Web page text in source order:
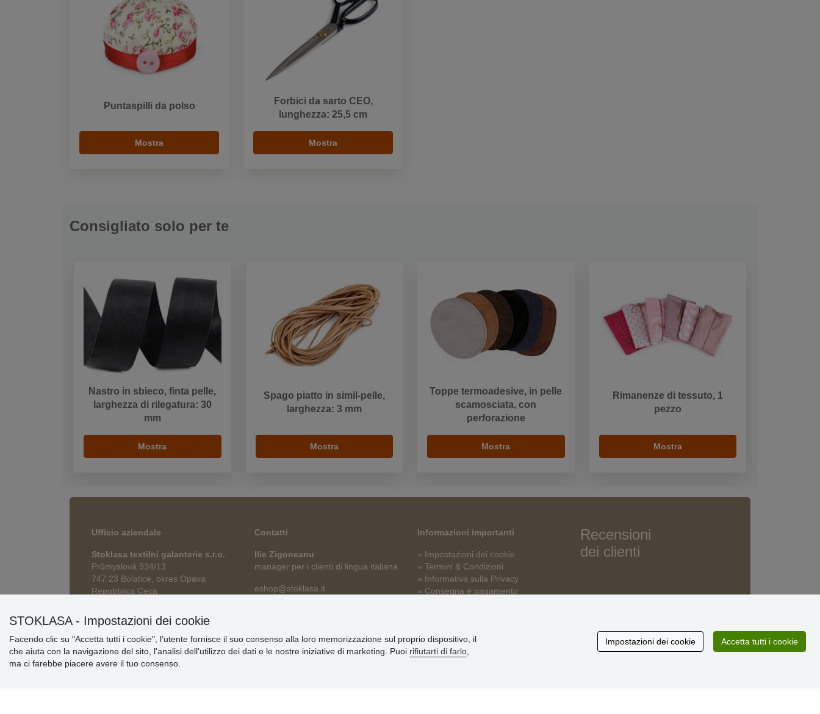
Puntaspilli da polso
Mostra
Forbici da sarto CEO,
lunghezza: 25,5 cm
Mostra
Consigliato solo per te
Nastro in sbieco, finta pelle,
larghezza di rilegatura: 30
mm
Mostra
Spago piatto in simil-pelle,
larghezza: 3 mm
Mostra
Toppe termoadesive, in pelle
scamosciata, con
perforazione
Mostra
Rimanenze di tessuto, 1
pezzo
Mostra
Ufficio aziendale
Stoklasa textilní galanterie s.r.o.
Průmyslová 934/13
747 23 Bolatice, okres Opava
Repubblica Ceca
Contatti
Ilie Zigoneanu
manager per i clienti di lingua italiana
eshop@stoklasa.it
Informazioni importanti
» Impostazioni dei cookie
» Termini & Condizioni
» Informativa sulla Privacy
» Consegna e pagamento
Recensioni
dei clienti
STOKLASA - Impostazioni dei cookie
Facendo clic su "Accetta tutti i cookie", l’utente fornisce il suo consenso alla loro memorizzazione sul proprio dispositivo, il
che aiuta con la navigazione del sito, l'analisi dell'utilizzo dei dati e le nostre iniziative di marketing. Puoi rifiutarti di farlo
ma ci farebbe piacere avere il tuo consenso.
Impostazioni dei cookie Accetta tutti i cookie